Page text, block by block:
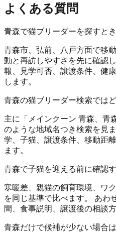
よくある質問
青森で猫ブリーダーを探すと
青森市、弘前、八戸方面で移
動と再訪しやすさを先に確認
報、見学可否、譲渡条件、健
します。
青森の猫ブリーダー検索では
主に「メインクーン 青森、青
のような地域名つき検索を見
学、子猫、譲渡条件、移動距
ます。
青森で子猫を迎える前に確認
寒暖差、親猫の飼育環境、ワ
を同じ基準で比べます。 あわ
間、食事説明、譲渡後の相談
青森だけで候補が少ない場合